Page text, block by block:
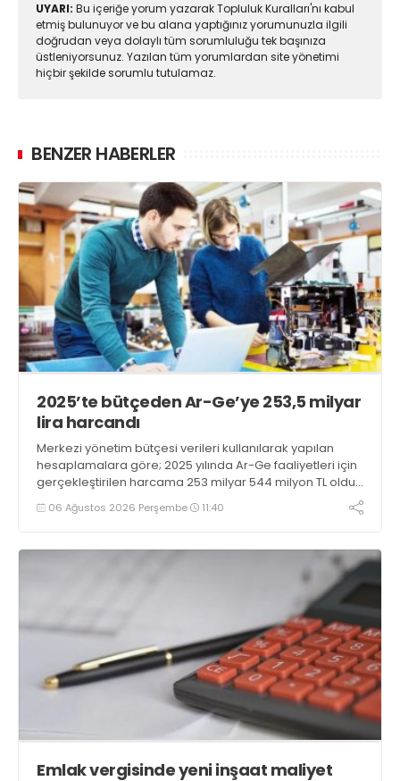
UYARI: Bu içeriğe yorum yazarak Topluluk Kuralları'nı kabul
etmiş bulunuyor ve bu alana yaptığınız yorumunuzla ilgili
doğrudan veya dolaylı tüm sorumluluğu tek başınıza
üstleniyorsunuz. Yazılan tüm yorumlardan site yönetimi
hiçbir şekilde sorumlu tutulamaz.
BENZER HABERLER
2025’te bütçeden Ar-Ge’ye 253,5 milyar
lira harcandı
Merkezi yönetim bütçesi verileri kullanılarak yapılan
hesaplamalara göre; 2025 yılında Ar-Ge faaliyetleri için
gerçekleştirilen harcama 253 milyar 544 milyon TL oldu.
Ar-Ge harcamalarının merkezi yönetim bütçesi
içerisindeki oranı yüzde 1,58 oldu
06 Ağustos 2026 Perşembe 11:40
Emlak vergisinde yeni inşaat maliyet